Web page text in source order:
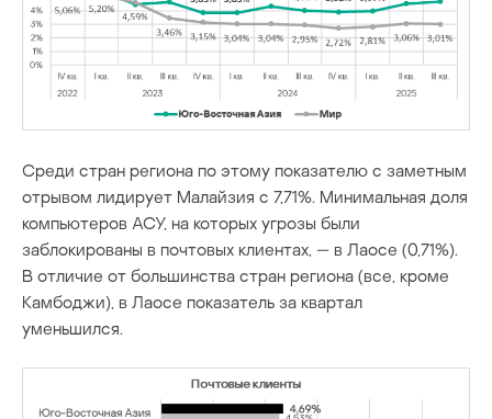
Среди стран региона по этому показателю с заметным
отрывом лидирует Малайзия с 7,71%. Минимальная доля
компьютеров АСУ, на которых угрозы были
заблокированы в почтовых клиентах, — в Лаосе (0,71%).
В отличие от большинства стран региона (все, кроме
Камбоджи), в Лаосе показатель за квартал
уменьшился.